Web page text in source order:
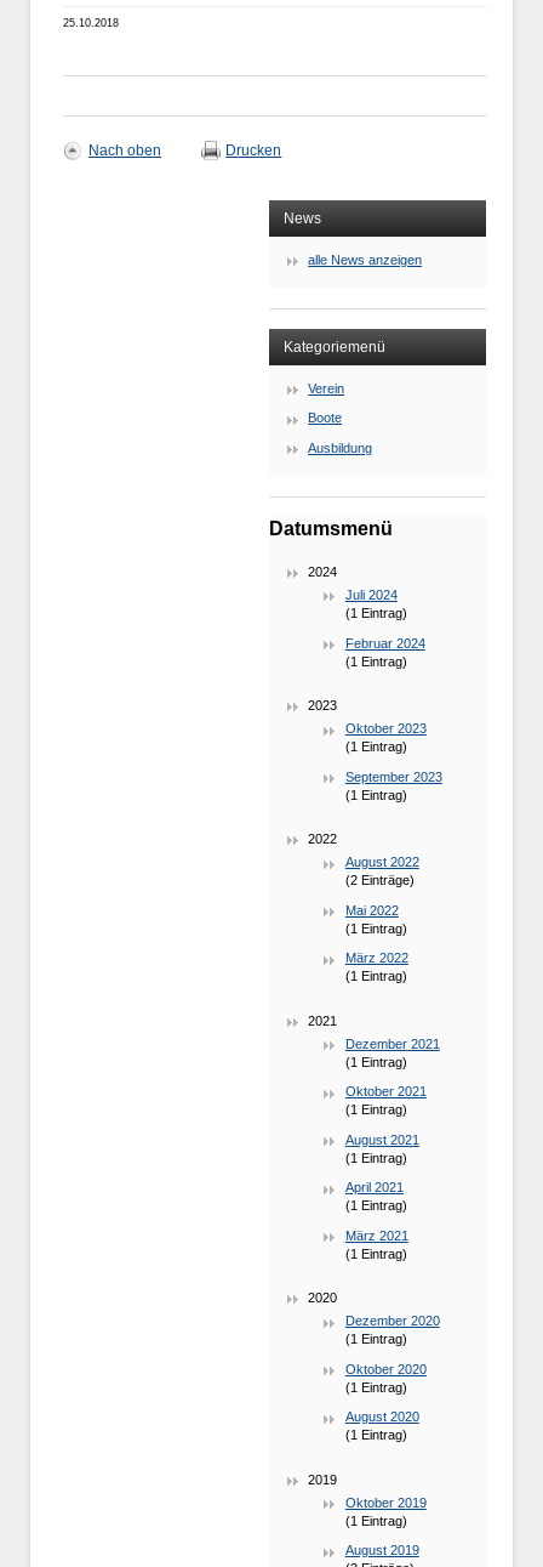
25.10.2018
Nach oben Drucken
News
alle News anzeigen
Kategoriemenü
Verein
Boote
Ausbildung
Datumsmenü
2024
Juli 2024
(1 Eintrag)
Februar 2024
(1 Eintrag)
2023
Oktober 2023
(1 Eintrag)
September 2023
(1 Eintrag)
2022
August 2022
(2 Einträge)
Mai 2022
(1 Eintrag)
März 2022
(1 Eintrag)
2021
Dezember 2021
(1 Eintrag)
Oktober 2021
(1 Eintrag)
August 2021
(1 Eintrag)
April 2021
(1 Eintrag)
März 2021
(1 Eintrag)
2020
Dezember 2020
(1 Eintrag)
Oktober 2020
(1 Eintrag)
August 2020
(1 Eintrag)
2019
Oktober 2019
(1 Eintrag)
August 2019